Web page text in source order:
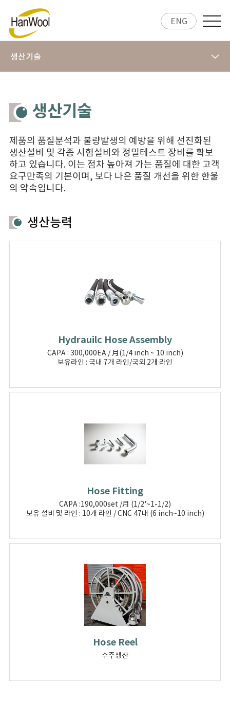
ENG
생산기술
생산기술
제품의 품질분석과 불량발생의 예방을 위해 선진화된
생산설비 및 각종 시험설비와 정밀테스트 장비를 확보
하고 있습니다. 이는 점차 높아져 가는 품질에 대한 고객
요구만족의 기본이며, 보다 나은 품질 개선을 위한 한울
의 약속입니다.
생산능력
Hydrauilc Hose Assembly
CAPA : 300,000EA / 月(1/4 inch ~ 10 inch)
보유라인 : 국내 7개 라인/국외 2개 라인
Hose Fitting
CAPA :190,000set /月 (1/2'~1-1/2)
보유 설비 및 라인 : 10개 라인 / CNC 47대 (6 inch~10 inch)
Hose Reel
수주생산